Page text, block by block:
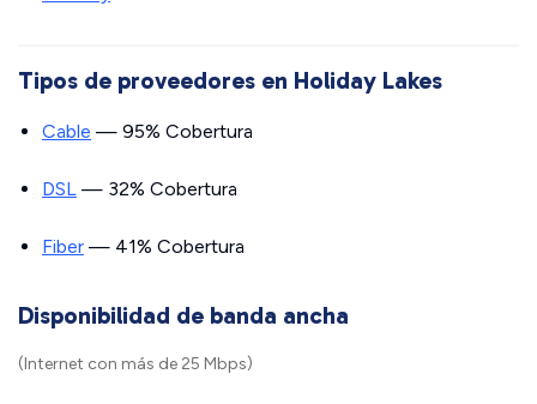
Tipos de proveedores en Holiday Lakes
Cable — 95% Cobertura
DSL — 32% Cobertura
Fiber — 41% Cobertura
Disponibilidad de banda ancha
(Internet con más de 25 Mbps)